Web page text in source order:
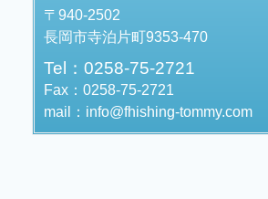
〒940-2502
長岡市寺泊片町9353-470
Tel：0258-75-2721
Fax：0258-75-2721
mail：info@fhishing-tommy.com